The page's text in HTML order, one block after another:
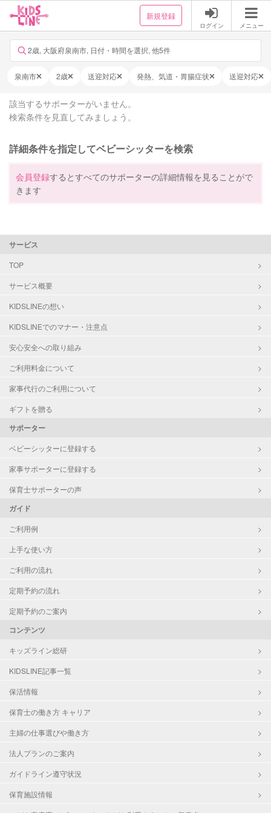
新規登録
ログイン メニュー
2歳, 大阪府泉南市, 日付・時間を選択, 他5件
泉南市 2歳 送迎対応 発熱、気道・胃腸症状 送迎対応
該当するサポーターがいません。
検索条件を見直してみましょう。
詳細条件を指定してベビーシッターを検索
会員登録するとすべてのサポーターの詳細情報を見ることがで
きます
サービス
TOP
サービス概要
KIDSLINEの想い
KIDSLINEでのマナー・注意点
安心安全への取り組み
ご利用料金について
家事代行のご利用について
ギフトを贈る
サポーター
ベビーシッターに登録する
家事サポーターに登録する
保育士サポーターの声
ガイド
ご利用例
上手な使い方
ご利用の流れ
定期予約の流れ
定期予約のご案内
コンテンツ
キッズライン総研
KIDSLINE記事一覧
保活情報
保育士の働き方 キャリア
主婦の仕事選びや働き方
法人プランのご案内
ガイドライン遵守状況
保育施設情報